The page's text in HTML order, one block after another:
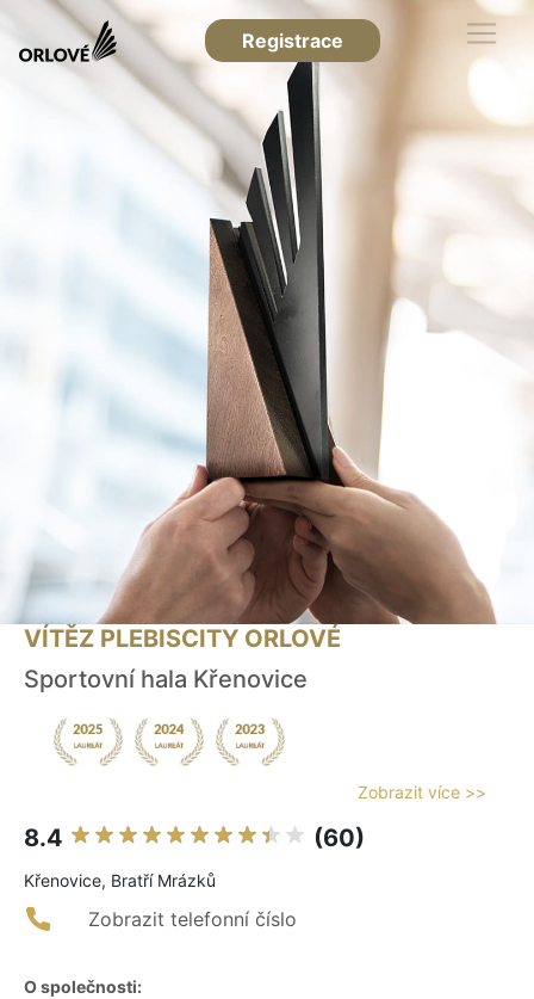
Registrace
VÍTĚZ PLEBISCITY ORLOVÉ
Sportovní hala Křenovice
Zobrazit více >>
8.4 (60)
Křenovice, Bratří Mrázků
Zobrazit telefonní číslo
O společnosti: